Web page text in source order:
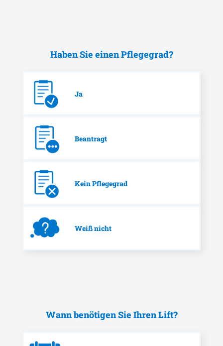
Haben Sie einen Pflegegrad?
Ja
Beantragt
Kein Pflegegrad
Weiß nicht
Wann benötigen Sie Ihren Lift?